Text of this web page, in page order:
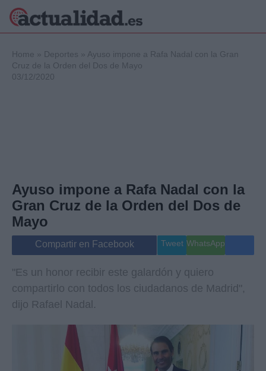
Internacional
Viajes
Gente
Musica
Home » Deportes » Ayuso impone a Rafa Nadal con la Gran
Cruz de la Orden del Dos de Mayo
03/12/2020
Ayuso impone a Rafa Nadal con la
Gran Cruz de la Orden del Dos de
Mayo
Compartir en Facebook Tweet WhatsApp
"Es un honor recibir este galardón y quiero
compartirlo con todos los ciudadanos de Madrid",
dijo Rafael Nadal.